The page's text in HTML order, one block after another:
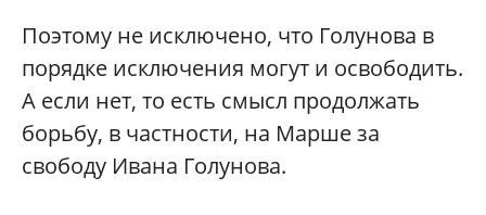
Поэтому не исключено, что Голунова в
порядке исключения могут и освободить.
А если нет, то есть смысл продолжать
борьбу, в частности, на Марше за
свободу Ивана Голунова.